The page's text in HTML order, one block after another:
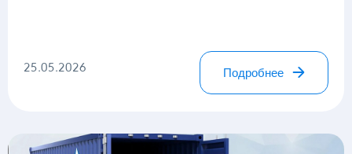
25.05.2026 Подробнее